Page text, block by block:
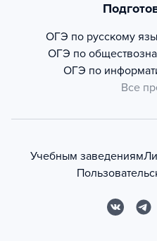
ОГЭ по русскому
ОГЭ по
ОГЭ по
Все
Учебным заведениям